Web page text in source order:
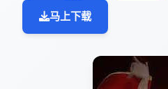
马上下载